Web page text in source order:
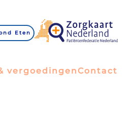
vergoedingenContact
Eten